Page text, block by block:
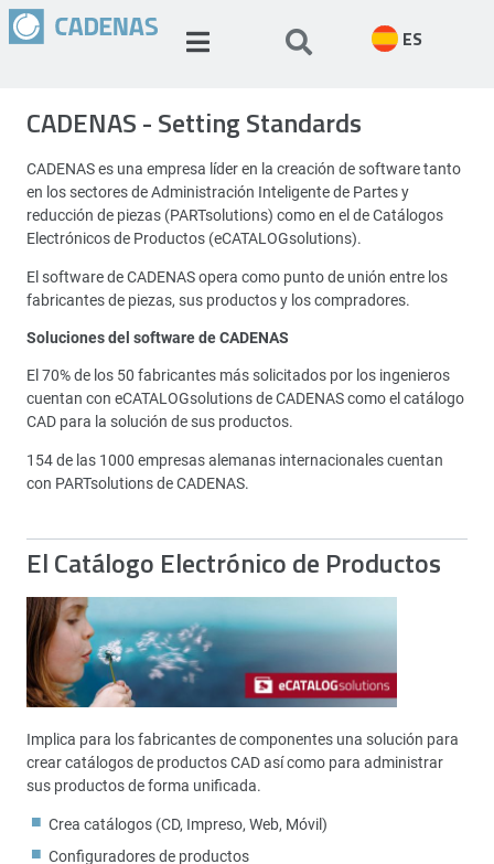
ES
CADENAS - Setting Standards
CADENAS es una empresa líder en la creación de software tanto
en los sectores de Administración Inteligente de Partes y
reducción de piezas (PARTsolutions) como en el de Catálogos
Electrónicos de Productos (eCATALOGsolutions).
El software de CADENAS opera como punto de unión entre los
fabricantes de piezas, sus productos y los compradores.
Soluciones del software de CADENAS
El 70% de los 50 fabricantes más solicitados por los ingenieros
cuentan con eCATALOGsolutions de CADENAS como el catálogo
CAD para la solución de sus productos.
154 de las 1000 empresas alemanas internacionales cuentan
con PARTsolutions de CADENAS.
El Catálogo Electrónico de Productos
Implica para los fabricantes de componentes una solución para
crear catálogos de productos CAD así como para administrar
sus productos de forma unificada.
Crea catálogos (CD, Impreso, Web, Móvil)
Configuradores de productos